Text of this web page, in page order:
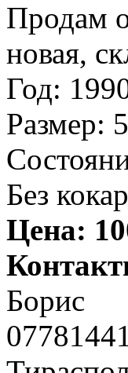
Продам
новая,
Год:
Размер:
Без
Цена:
Борис